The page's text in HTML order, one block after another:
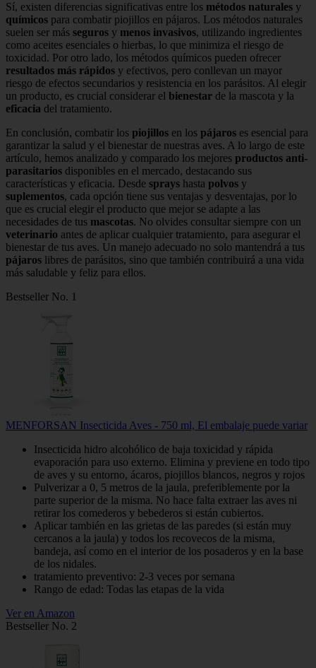
Sí, existen diferencias significativas entre los métodos naturales y
químicos para combatir piojillos en pájaros. Los métodos naturales
suelen ser más seguros y menos invasivos, utilizando ingredientes
como aceites esenciales o hierbas, lo que minimiza el riesgo de
toxicidad. Por otro lado, los métodos químicos pueden ofrecer
resultados más rápidos y efectivos, pero conllevan un mayor
riesgo de efectos secundarios y resistencia en los parásitos. Al elegir
un producto, es crucial considerar el bienestar de la mascota y la
eficacia del tratamiento.
En conclusión, combatir los piojillos en los pájaros es esencial para
garantizar la salud y el bienestar de nuestras aves. A lo largo de este
artículo, hemos analizado y comparado los mejores productos anti-
parasitarios disponibles en el mercado, destacando sus
características y eficacia. Desde sprays hasta polvos y
suplementos, cada opción tiene sus ventajas y desventajas, por lo
que es crucial elegir el producto que mejor se adapte a las
necesidades de tus mascotas. No olvides consultar siempre con un
veterinario antes de aplicar cualquier tratamiento, para asegurar el
bienestar de tus aves. Un manejo adecuado no solo mantendrá a tus
pájaros libres de parásitos, sino que también contribuirá a una vida
más saludable y feliz para ellos.
Bestseller No. 1
MENFORSAN Insecticida Aves - 750 ml, El embalaje puede variar
Insecticida hidro alcohólico de baja toxicidad y rápida
evaporación para uso externo. Elimina y previene en todo tipo
de aves y su entorno, ácaros, piojillos blancos, negros y rojos
Pulverizar a 0, 5 metros de la jaula, preferiblemente por la
parte superior de la misma. No hace falta extraer las aves ni
retirar los comederos y bebederos si están cubiertos.
Aplicar también en las grietas de las paredes (si están muy
cercanos a la jaula) y todos los recovecos de la misma,
bandeja, así como en el interior de los posaderos y en la base
de los nidales.
tratamiento preventivo: 2-3 veces por semana
Rango de edad: Todas las etapas de la vida
Ver en Amazon
Bestseller No. 2